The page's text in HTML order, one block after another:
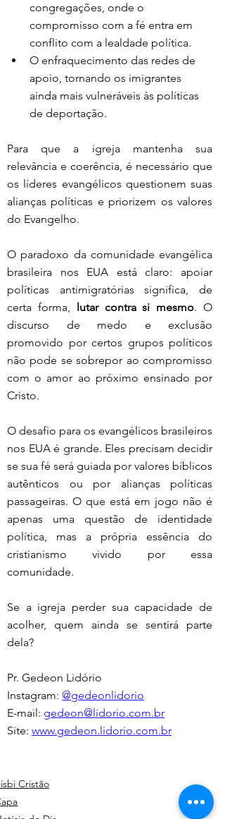
congregações, onde o
compromisso com a fé entra em
conflito com a lealdade política.
O enfraquecimento das redes de
apoio, tornando os imigrantes
ainda mais vulneráveis às políticas
de deportação.
Para que a igreja mantenha sua
relevância e coerência, é necessário que
os líderes evangélicos questionem suas
alianças políticas e priorizem os valores
do Evangelho.
O paradoxo da comunidade evangélica
brasileira nos EUA está claro: apoiar
políticas antimigratórias significa, de
certa forma,
lutar contra si mesmo. O
discurso de medo e exclusão
promovido por certos grupos políticos
não pode se sobrepor ao compromisso
com o amor ao próximo ensinado por
Cristo.
O desafio para os evangélicos brasileiros
nos EUA é grande. Eles precisam decidir
se sua fé será guiada por valores bíblicos
autênticos ou por alianças políticas
passageiras. O que está em jogo não é
apenas uma questão de identidade
política, mas a própria essência do
cristianismo vivido por essa
comunidade.
Se a igreja perder sua capacidade de
acolher, quem ainda se sentirá parte
dela?
Pr. Gedeon Lidório
Instagram: @gedeonlidorio
E-mail: gedeon@lidorio.com.br
Site: www.gedeon.lidorio.com.br
Cristão